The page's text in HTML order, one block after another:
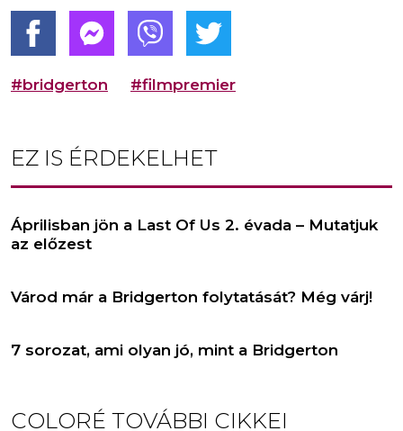
#bridgerton #filmpremier
EZ IS ÉRDEKELHET
Áprilisban jön a Last Of Us 2. évada – Mutatjuk
az előzest
Várod már a Bridgerton folytatását? Még várj!
7 sorozat, ami olyan jó, mint a Bridgerton
COLORÉ TOVÁBBI CIKKEI